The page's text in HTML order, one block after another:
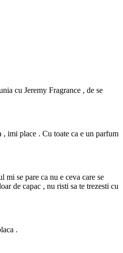
cu Jeremy Fragrance , de se
imi place . Cu toate ca e un parfum
se pare ca nu e ceva care se
de capac , nu risti sa te trezesti cu
.